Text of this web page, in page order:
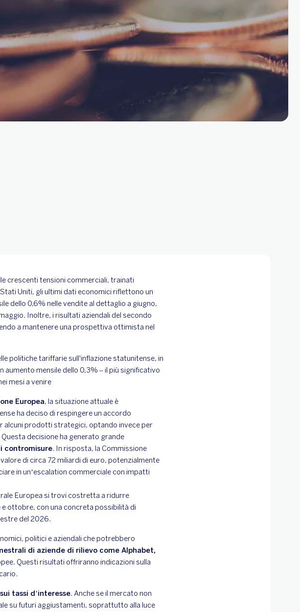
crescenti tensioni commerciali, trainati
Uniti, gli ultimi dati economici riflettono un
dello 0,6% nelle vendite al dettaglio a giugno,
Inoltre, i risultati aziendali del secondo
a mantenere una prospettiva ottimista nel
politiche tariffarie sull'inflazione statunitense, in
mensile dello 0,3% – il più significativo
mesi a venire
Europea, la situazione attuale è
ha deciso di respingere un accordo
alcuni prodotti strategici, optando invece per
Questa decisione ha generato grande
contromisure. In risposta, la Commissione
di circa 72 miliardi di euro, potenzialmente
in un’escalation commerciale con impatti
Europea si trovi costretta a ridurre
ottobre, con una concreta possibilità di
del 2026.
politici e aziendali che potrebbero
di aziende di rilievo come Alphabet,
Questi risultati offriranno indicazioni sulla
tassi d’interesse. Anche se il mercato non
su futuri aggiustamenti, soprattutto alla luce